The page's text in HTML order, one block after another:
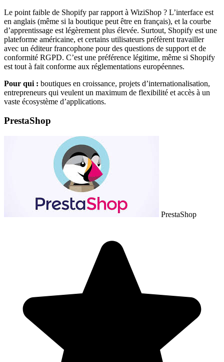
Le point faible de Shopify par rapport à WiziShop ? L’interface est
en anglais (même si la boutique peut être en français), et la courbe
d’apprentissage est légèrement plus élevée. Surtout, Shopify est une
plateforme américaine, et certains utilisateurs préfèrent travailler
avec un éditeur francophone pour des questions de support et de
conformité RGPD. C’est une préférence légitime, même si Shopify
est tout à fait conforme aux réglementations européennes.
Pour qui : boutiques en croissance, projets d’internationalisation,
entrepreneurs qui veulent un maximum de flexibilité et accès à un
vaste écosystème d’applications.
PrestaShop
PrestaShop